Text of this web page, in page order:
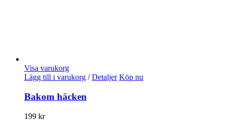
Visa varukorg
Lägg till i varukorg / Detaljer Köp nu
Bakom häcken
199 kr